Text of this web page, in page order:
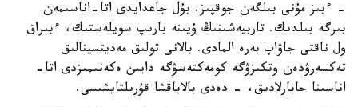
- ءبىز مۇنى بىلگەن جوقپىز. بۇل جاعدايدى اتا-اناسىمەن
بىرگە بىلدىك. تاربيەشىنىڭ ۇيىنە بارىپ سويلەستىك، ءبىراق
ول ناقتى جاۋاپ بەرە المادى. بالانى تولىق مەديتسينالىق
تەكسەرۋدەن وتكىزۋگە كومەكتەسۋگە دايىن ەكەنىمىزدى اتا-
اناسىنا حابارلادىق، - دەدى بالاباقشا قۇرىلتايشىسى.